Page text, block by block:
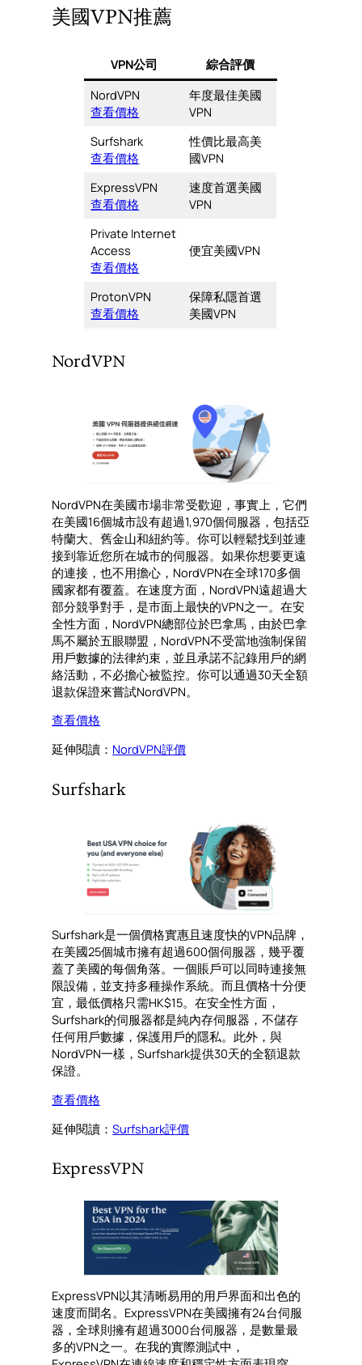
美國VPN推薦
VPN公司
綜合評價
NordVPN
查看價格
年度最佳美國
VPN
Surfshark
查看價格
性價比最高美
國VPN
ExpressVPN
查看價格
速度首選美國
VPN
Private Internet
Access
查看價格
便宜美國VPN
ProtonVPN
查看價格
保障私隱首選
美國VPN
NordVPN
NordVPN在美國市場非常受歡迎，事實上，它們
在美國16個城市設有超過1,970個伺服器，包括亞
特蘭大、舊金山和紐約等。你可以輕鬆找到並連
接到靠近您所在城市的伺服器。如果你想要更遠
的連接，也不用擔心，NordVPN在全球170多個
國家都有覆蓋。在速度方面，NordVPN遠超過大
部分競爭對手，是市面上最快的VPN之一。在安
全性方面，NordVPN總部位於巴拿馬，由於巴拿
馬不屬於五眼聯盟，NordVPN不受當地強制保留
用戶數據的法律約束，並且承諾不記錄用戶的網
絡活動，不必擔心被監控。你可以通過30天全額
退款保證來嘗試NordVPN。
查看價格
延伸閱讀： NordVPN評價
Surfshark
Surfshark是一個價格實惠且速度快的VPN品牌，
在美國25個城市擁有超過600個伺服器，幾乎覆
蓋了美國的每個角落。一個賬戶可以同時連接無
限設備，並支持多種操作系統。而且價格十分便
宜，最低價格只需HK$15。在安全性方面，
Surfshark的伺服器都是純內存伺服器，不儲存
任何用戶數據，保護用戶的隱私。此外，與
NordVPN一樣，Surfshark提供30天的全額退款
保證。
查看價格
延伸閱讀：Surfshark評價
ExpressVPN
ExpressVPN以其清晰易用的用戶界面和出色的
速度而聞名。ExpressVPN在美國擁有24台伺服
器，全球則擁有超過3000台伺服器，是數量最
多的VPN之一。在我的實際測試中，